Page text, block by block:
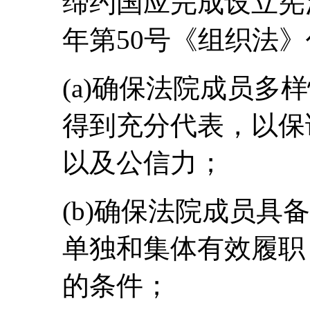
年第50号《组织法
(a)确保法院成员多
得到充分代表，以
以及公信力；
(b)确保法院成员具
单独和集体有效履
的条件；